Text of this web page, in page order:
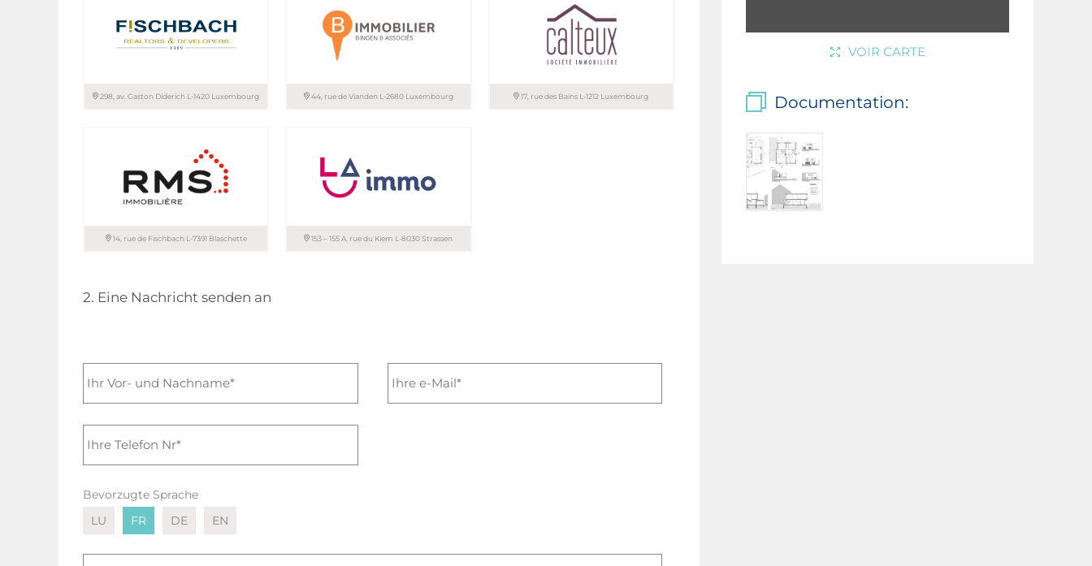
298, av. Gaston Diderich L-1420 Luxembourg 44, rue de Vianden L-2680 Luxembourg 17, rue des Bains L-1212 Luxembourg
14, rue de Fischbach L-7391 Blaschette 153 – 155 A, rue du Kiem L-8030 Strassen
2. Eine Nachricht senden an
Bevorzugte Sprache
LU
FR DE EN
VOIR CARTE
Documentation: